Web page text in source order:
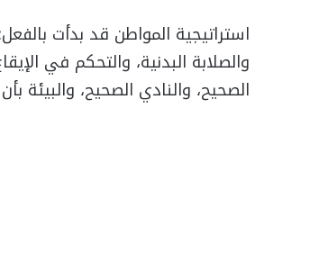
استراتيجية المواطن قد بدأت
والصلابة البدنية، والتحكم في
الصحيح، والنادي الصحيح، والبيئة